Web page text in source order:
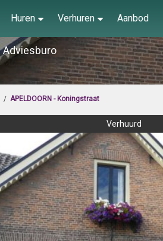
Huren Verhuren Aanbod
Adviesburo
/ APELDOORN - Koningstraat
Verhuurd